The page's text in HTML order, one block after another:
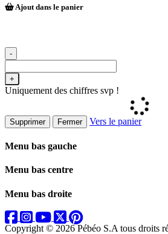
Ajout dans le panier
-
+
Uniquement des chiffres svp !
Supprimer Fermer Vers le panier
Menu bas gauche
Menu bas centre
Menu bas droite
Copyright © 2026 Pébéo S.A tous droits